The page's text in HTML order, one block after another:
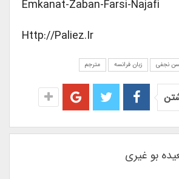
Emkanat-Zaban-Farsi-Najafi
Http://paliez.ir
نجفی زبان فرانسه مترجم
بو غیری